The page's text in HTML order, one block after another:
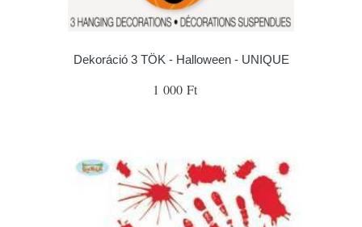
Dekoráció 3 TÖK - Halloween - UNIQUE
1 000 Ft